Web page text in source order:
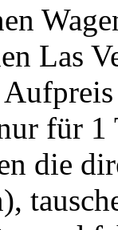
Las
für 1
die